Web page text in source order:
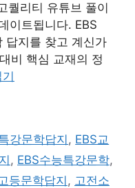
퀄리티 유튜브 풀이
이트됩니다. EBS
답지를 찾고 계신가
비 핵심 교재의 정
강문학답지, EBS교
, EBS수능특강문학,
등문학답지 , 고전소